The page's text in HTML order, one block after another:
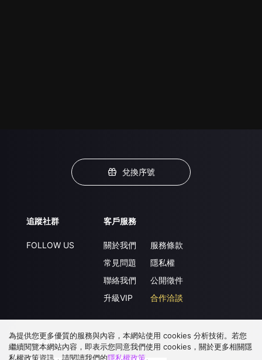
兌換序號
追蹤社群
FOLLOW US
客戶服務
關於我們
常見問題
聯絡我們
升級VIP
服務條款
隱私權
公開徵件
合作洽談
下載 APP
為提供您更多優質的服務與內容，本網站使用 cookies 分析技術。若您
繼續閱覽本網站內容，即表示您同意我們使用 cookies，關於更多相關隱
私權政策資訊，請閱讀我們的隱私權政策。